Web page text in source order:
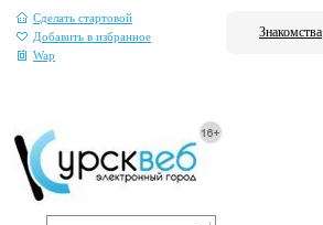
Сделать стартовой
Добавить в избранное
Wap
Знакомства